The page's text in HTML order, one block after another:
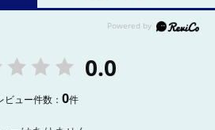
0.0
ビュー件数：0件